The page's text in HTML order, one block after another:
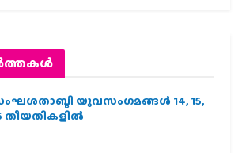
യുവസംഗമങ്ങള്‍ 14, 15,
തീയതികളില്‍